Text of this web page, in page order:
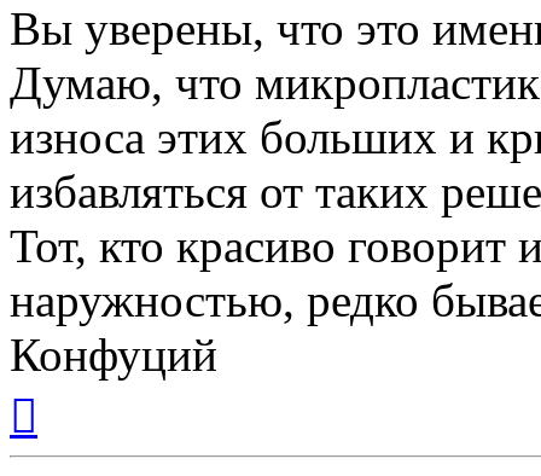
Вы уверены, что это
Думаю, что микропластик
износа этих больших и
избавляться от таких
Тот, кто красиво говорит
наружностью, редко
Конфуций
началу